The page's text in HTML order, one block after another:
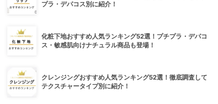
プラ・デパコス別に紹介！
化粧下地おすすめ人気ランキング52選！プチプラ・デパコ
ス・敏感肌向けナチュラル商品も登場！
クレンジングおすすめ人気ランキング52選！徹底調査して
テクスチャータイプ別に紹介！